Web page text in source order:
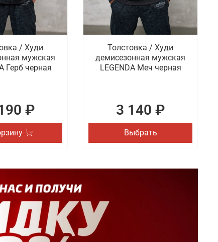
/ Худи
мужская
Герб черная
₽
Толстовка / Худи
демисезонная мужская
LEGENDA Меч черная
3 140 ₽
Выбрать